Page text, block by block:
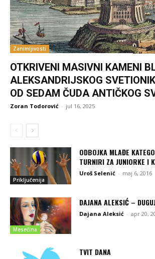
Zanimljivosti
OTKRIVENI MASIVNI KAMENI
ALEKSANDRIJSKOG
OD SEDAM ČUDA ANTIČKOG
Zoran Todorović - jul 16, 2025
Priključenija
ODBOJKA MLAĐE
TURNIRI ZA JUNIORKE I
Uroš Selenić - maj 6, 2016
Mesečina
DAJANA ALEKSIĆ –
Dajana Aleksić - apr 20,
TVIT DANA